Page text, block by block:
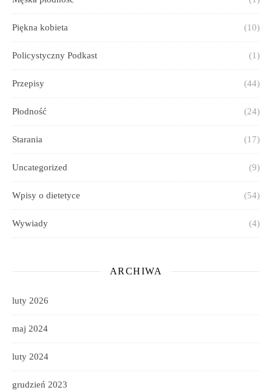
Piękna kobieta (10)
Policystyczny Podkast (1)
Przepisy (44)
Płodność (24)
Starania (17)
Uncategorized (9)
Wpisy o dietetyce (54)
Wywiady (4)
ARCHIWA
luty 2026
maj 2024
luty 2024
grudzień 2023